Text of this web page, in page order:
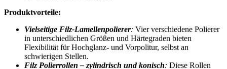
Produktvorteile:
Vielseitige Filz-Lamellenpolierer: Vier verschiedene Polierer
in unterschiedlichen Größen und Härtegraden bieten
Flexibilität für Hochglanz- und Vorpolitur, selbst an
schwierigen Stellen.
Filz Polierrollen – zylindrisch und konisch: Diese Rollen